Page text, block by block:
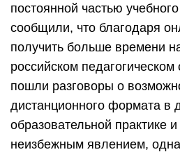
постоянной частью
сообщили, что благодаря
получить больше времени
российском
пошли разговоры о
дистанционного формата в
образовательной практике
неизбежным явлением,